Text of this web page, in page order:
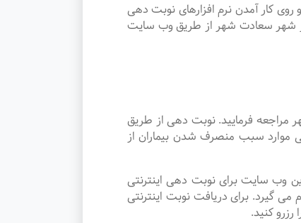
کار آمدن نرم افزارهای نوبت دهی
شهر سعادت شهر از طریق وب سایت
مراجعه فرمایید. نوبت دهی از طریق
موارد سبب منصرف شدن بیماران از
وب سایت برای نوبت دهی اینترنتی
گیرد. برای دریافت نوبت اینترنتی
کنید.